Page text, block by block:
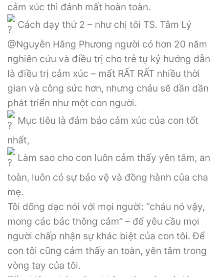
cảm xúc thì đánh mất hoàn toàn.
Cách dạy thứ 2 – như chị tôi TS. Tâm Lý
@Nguyễn Hằng Phương người có hơn 20 năm
nghiên cứu và điều trị cho trẻ tự kỷ hướng dẫn
là điều trị cảm xúc – mất RẤT RẤT nhiều thời
gian và công sức hơn, nhưng cháu sẽ dần dần
phát triển như một con người.
Mục tiêu là đảm bảo cảm xúc của con tốt
nhất,
Làm sao cho con luôn cảm thấy yên tâm, an
toàn, luôn có sự bảo vệ và đồng hành của cha
mẹ.
Tôi dõng dạc nói với mọi người: “cháu nó vậy,
mong các bác thông cảm” – để yêu cầu mọi
người chấp nhận sự khác biệt của con tôi. Để
con tôi cũng cảm thấy an toàn, yên tâm trong
vòng tay của tôi.